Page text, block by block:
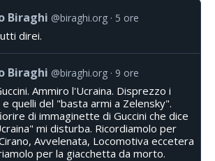
Biraghi @biraghi.org 5 ore
direi.
Biraghi @biraghi.org 9 ore
Ammiro l'Ucraina. Disprezzo i
quelli del "basta armi a Zelensky".
di immaginette di Guccini che dice
mi disturba. Ricordiamolo per
Avvelenata, Locomotiva eccetera
per la giacchetta da morto.